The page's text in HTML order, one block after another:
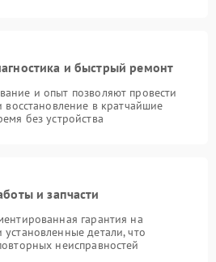
и быстрый ремонт
и опыт позволяют провести
восстановление в кратчайшие
без устройства
и запчасти
гарантия на
детали, что
неисправностей